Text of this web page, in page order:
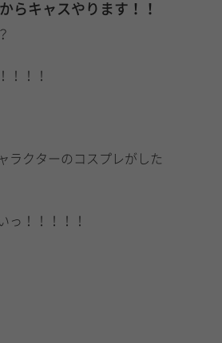
らキャスやります！！
！！！
ラクターのコスプレがした
っ！！！！！